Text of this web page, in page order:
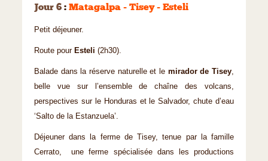
Jour 6 : Matagalpa - Tisey - Esteli
Petit déjeuner.
Route pour Esteli (2h30).
Balade dans la réserve naturelle et le mirador de Tisey,
belle vue sur l’ensemble de chaîne des volcans,
perspectives sur le Honduras et le Salvador, chute d’eau
‘Salto de la Estanzuela’.
Déjeuner dans la ferme de Tisey, tenue par la famille
Cerrato, une ferme spécialisée dans les productions